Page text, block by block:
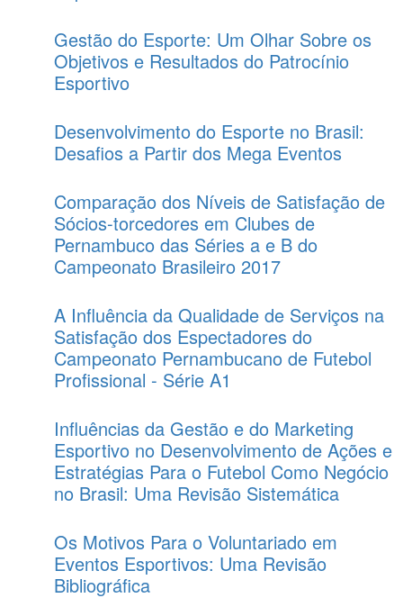
Gestão do Esporte: Um Olhar Sobre os
Objetivos e Resultados do Patrocínio
Esportivo
Desenvolvimento do Esporte no Brasil:
Desafios a Partir dos Mega Eventos
Comparação dos Níveis de Satisfação de
Sócios-torcedores em Clubes de
Pernambuco das Séries a e B do
Campeonato Brasileiro 2017
A Influência da Qualidade de Serviços na
Satisfação dos Espectadores do
Campeonato Pernambucano de Futebol
Profissional - Série A1
Influências da Gestão e do Marketing
Esportivo no Desenvolvimento de Ações e
Estratégias Para o Futebol Como Negócio
no Brasil: Uma Revisão Sistemática
Os Motivos Para o Voluntariado em
Eventos Esportivos: Uma Revisão
Bibliográfica